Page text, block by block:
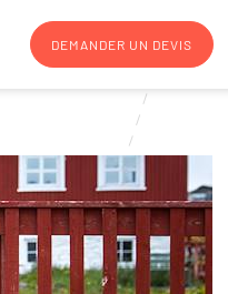
DEMANDER UN DEVIS